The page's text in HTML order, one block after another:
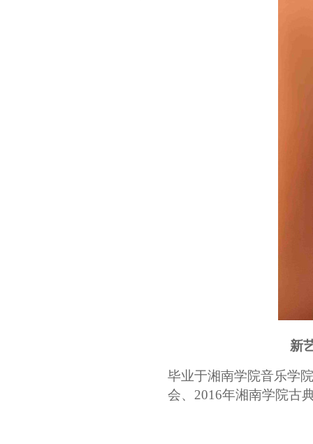
新
毕业于湘南学院音乐学
会、2016年湘南学院古